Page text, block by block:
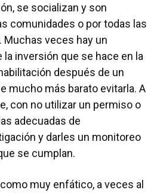
se socializan y son
comunidades o por todas las
veces hay un
inversión que se hace en la
después de un
mucho más barato evitarla. A
con no utilizar un permiso o
adecuadas de
y darles un monitoreo
se cumplan.
muy enfático, a veces al